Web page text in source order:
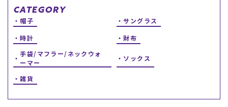
CATEGORY
サーフTOP
CATEGORY
帽子
サングラス
時計
財布
手袋/マフラー/ネックウォ
ーマー
ソックス
雑貨